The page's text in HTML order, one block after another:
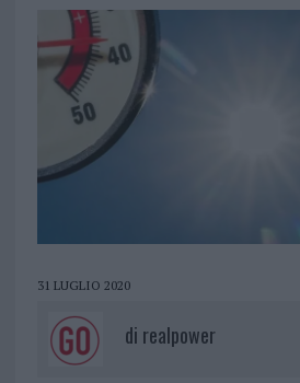
31 LUGLIO 2020
di realpower